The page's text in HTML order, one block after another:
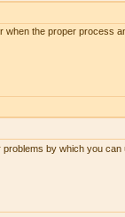
the proper process
by which you